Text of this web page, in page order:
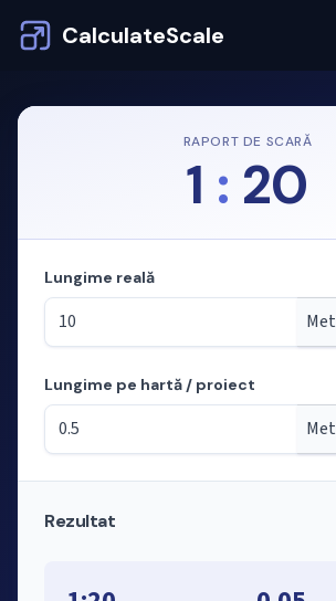
CalculateScale
RAPORT DE SCARĂ
1 : 20
Mod: calculul lungimilor din scară
Lungime reală
Lungime pe hartă / proiect
Rezultat